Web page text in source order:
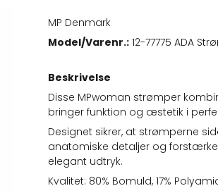
MP Denmark
Model/Varenr.: 12-77775 ADA
Beskrivelse
Disse MPwoman strømper
bringer funktion og æstetik i
Designet sikrer, at strømperne
anatomiske detaljer og
elegant udtryk.
Kvalitet: 80% Bomuld, 17%